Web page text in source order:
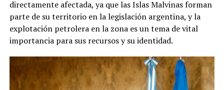
directamente afectada, ya que las Islas Malvinas forman
parte de su territorio en la legislación argentina, y la
explotación petrolera en la zona es un tema de vital
importancia para sus recursos y su identidad.